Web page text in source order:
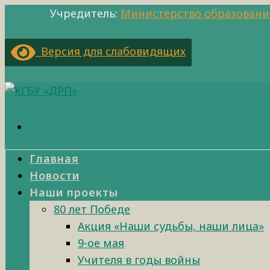
Учредитель: Министерство
Версия для слабовидящих
Главная
Новости
Наши проекты
80 лет Победе
Акция «Наши судьбы, наши лица»
9-ое мая
Учителя в годы войны